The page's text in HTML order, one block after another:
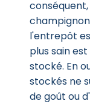
l'entrepôt
plus sain
stocké. En
stockés ne
de goût ou